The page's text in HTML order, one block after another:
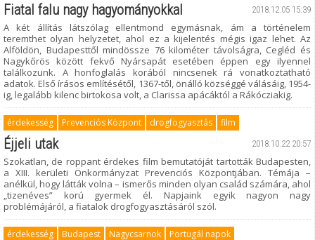
2018.12.05 15:39
Fiatal falu nagy hagyományokkal
A két állítás látszólag ellentmond egymásnak, ám a történelem
teremthet olyan helyzetet, ahol ez a kijelentés mégis igaz lehet. Az
Alföldön, Budapesttől mindössze 76 kilométer távolságra, Cegléd és
Nagykőrös között fekvő Nyársapát esetében éppen egy ilyennel
találkozunk. A honfoglalás korából nincsenek rá vonatkoztatható
adatok. Első írásos említésétől, 1367-től, önálló községgé válásáig, 1954-
ig, legalább kilenc birtokosa volt, a Clarissa apácáktól a Rákócziakig.
érdekesség Prevenciós Központ drogfogyasztás film
2018.10.22 20:57
Éjjeli utak
Szokatlan, de roppant érdekes film bemutatóját tartották Budapesten,
a XIII. kerületi Önkormányzat Prevenciós Központjában. Témája –
anélkül, hogy látták volna – ismerős minden olyan család számára, ahol
„tizenéves” korú gyermek él. Napjaink egyik nagyon nagy
problémájáról, a fiatalok drogfogyasztásáról szól.
érdekesség Budapest Nagycsarnok Portugál napok